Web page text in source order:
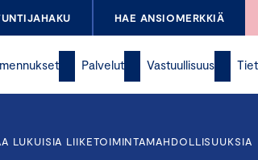
HAE ANSIOMERKKIÄ
Palvelut Vastuullisuus
LUKUISIA LIIKETOIMINTAMAHDOLLISUUKSIA